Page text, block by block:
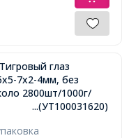
глаз
7х2-4мм, без
2800шт/1000г/
...(УТ100031620)